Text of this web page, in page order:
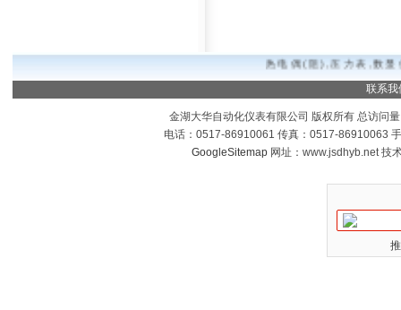
热电偶(阻),压力表,数
联系我
金湖大华自动化仪表有限公司 版权所有 总访问
电话：0517-86910061 传真：0517-86910063
GoogleSitemap网址：www.jsdhyb.net 技